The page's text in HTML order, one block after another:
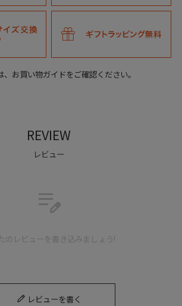
、お買い物ガイドをご確認ください。
REVIEW
レビュー
edit_note
のレビューを書き込みましょう!
レビューを書く